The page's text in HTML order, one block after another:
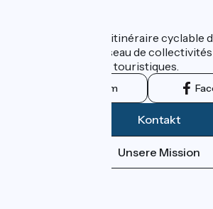
ViaRhôna est un itinéraire cyclable
promu par un réseau de
leurs institutions touristiques.
Instagram
Kontakt
Unsere Mission